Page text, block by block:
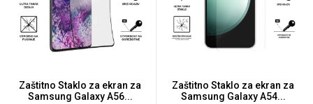
Zaštitno Staklo za ekran za
Samsung Galaxy A56...
Zaštitno Staklo za ekran za
Samsung Galaxy A54...